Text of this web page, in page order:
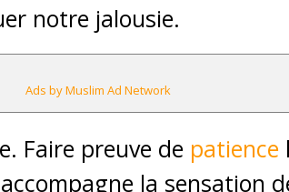
notre jalousie.
Ads by Muslim Ad Network
Faire preuve de patience
la sensation